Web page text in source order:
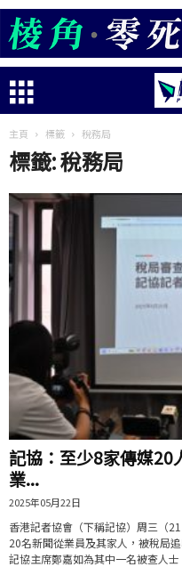
主頁 標籤 稅務局
標籤: 稅務局
記協：至少8家傳媒20
業...
2025年05月22日
香港記者協會（下稱記協）周三（
20名新聞從業員及其家人，被稅局
記協主席鄭嘉如為其中一名被查人士